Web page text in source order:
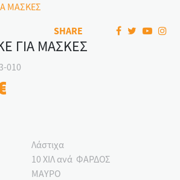
SHARE
ΓΙΑ ΜΑΣΚΕΣ
010
Λάστιχα
10 ΧΙΛ ανά ΦΑΡΔΟΣ
ΜΑΥΡΟ